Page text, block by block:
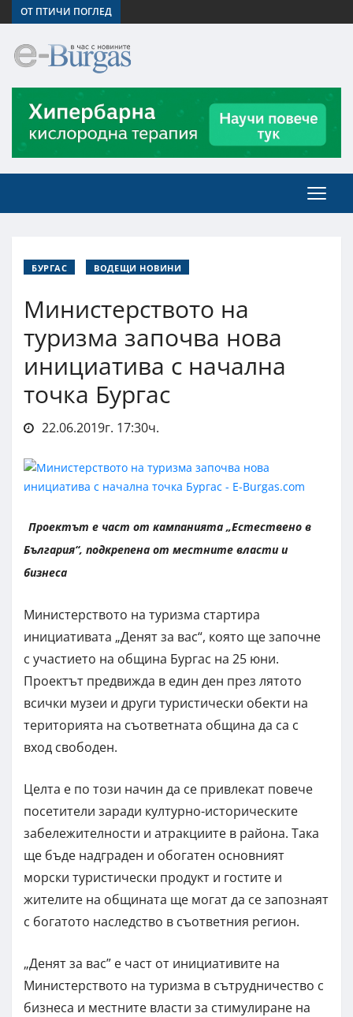
ОТ ПТИЧИ ПОГЛЕД
БУРГАС ВОДЕЩИ НОВИНИ
Министерството на
туризма започва нова
инициатива с начална
точка Бургас
22.06.2019г. 17:30ч.
Проектът е част от кампанията „Естествено в
България“, подкрепена от местните власти и
бизнеса
Министерството на туризма стартира
инициативата „Денят за вас“, която ще започне
с участието на община Бургас на 25 юни.
Проектът предвижда в един ден през лятото
всички музеи и други туристически обекти на
територията на съответната община да са с
вход свободен.
Целта е по този начин да се привлекат повече
посетители заради културно-историческите
забележителности и атракциите в района. Така
ще бъде надграден и обогатен основният
морски туристически продукт и гостите и
жителите на общината ще могат да се запознаят
с богатото наследство в съответния регион.
„Денят за вас” е част от инициативите на
Министерството на туризма в сътрудничество с
бизнеса и местните власти за стимулиране на